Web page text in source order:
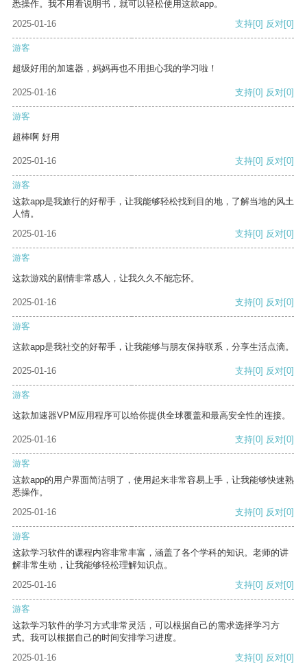
悉操作。我不用看说明书，就可以轻松使用这款app。
2025-01-16
支持[0] 反对[0]
游客
超级好用的加速器，妈妈再也不用担心我的学习啦！
2025-01-16 支持[0] 反对[0]
游客
超棒啊 好用
2025-01-16 支持[0] 反对[0]
游客
这款app是我旅行的好帮手，让我能够轻松找到目的地，了解当地的风土
人情。
2025-01-16
支持[0] 反对[0]
游客
这款游戏的剧情非常感人，让我久久不能忘怀。
2025-01-16 支持[0] 反对[0]
游客
这款app是我社交的好帮手，让我能够与朋友保持联系，分享生活点滴。
2025-01-16 支持[0] 反对[0]
游客
这款加速器VPM应用程序可以给你提供全球覆盖和最高安全性的连接。
2025-01-16 支持[0] 反对[0]
游客
这款app的用户界面简洁明了，使用起来非常容易上手，让我能够快速熟
悉操作。
2025-01-16
支持[0] 反对[0]
游客
这款学习软件的课程内容非常丰富，涵盖了各个学科的知识。老师的讲
解非常生动，让我能够轻松理解知识点。
2025-01-16
支持[0] 反对[0]
游客
这款学习软件的学习方式非常灵活，可以根据自己的需求选择学习方
式。我可以根据自己的时间安排学习进度。
2025-01-16
支持[0] 反对[0]